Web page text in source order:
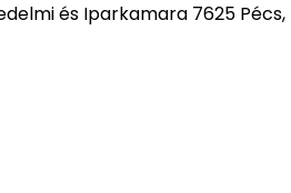
és Iparkamara 7625 Pécs,